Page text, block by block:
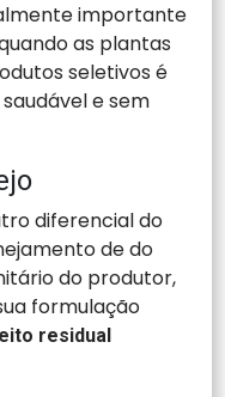
importante
as plantas
seletivos é
e sem
diferencial do
de do
do produtor,
formulação
residual